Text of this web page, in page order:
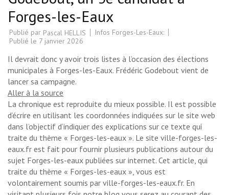
Forges-les-Eaux
Publié par Pascal HELLIS
Infos Forges-Les-Eaux:
Publié le 7 janvier 2026
Il devrait donc y avoir trois listes à l’occasion des élections
municipales à Forges-les-Eaux. Frédéric Godebout vient de
lancer sa campagne.
Aller à la source
La chronique est reproduite du mieux possible. Il est possible
d’écrire en utilisant les coordonnées indiquées sur le site web
dans l’objectif d’indiquer des explications sur ce texte qui
traite du thème « Forges-les-eaux ». Le site ville-forges-les-
eaux.fr est fait pour fournir plusieurs publications autour du
sujet Forges-les-eaux publiées sur internet. Cet article, qui
traite du thème « Forges-les-eaux », vous est
volontairement soumis par ville-forges-les-eaux.fr. En